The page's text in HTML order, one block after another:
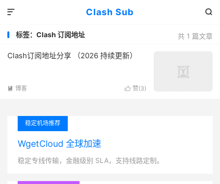
Clash Sub 

共 1 篇文章
标签：Clash 订阅地址
Clash订阅地址分享 （2026 持续更新）
 赞(3)
 博客
稳定机场推荐
WgetCloud 全球加速
稳定专线传输，金融级别 SLA，支持线路定制。